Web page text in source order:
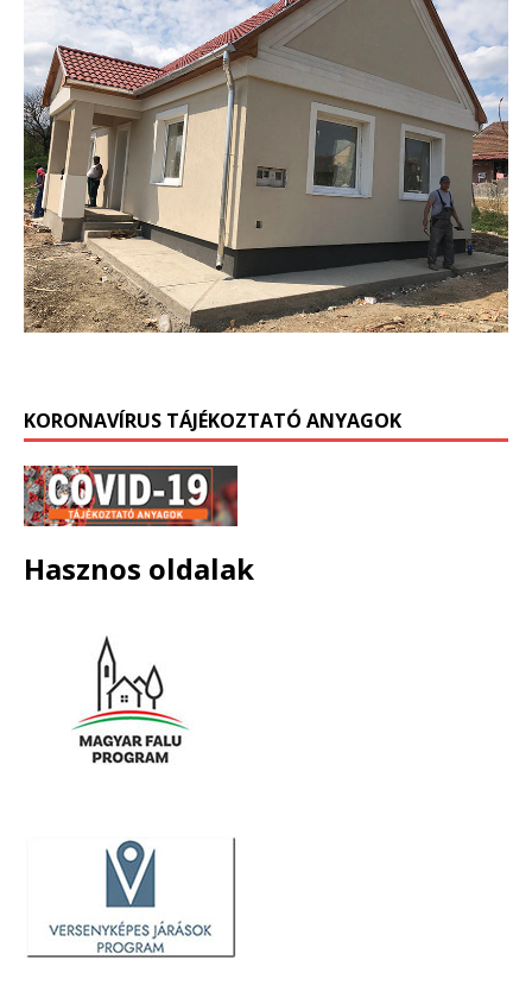
KORONAVÍRUS TÁJÉKOZTATÓ ANYAGOK
Hasznos oldalak